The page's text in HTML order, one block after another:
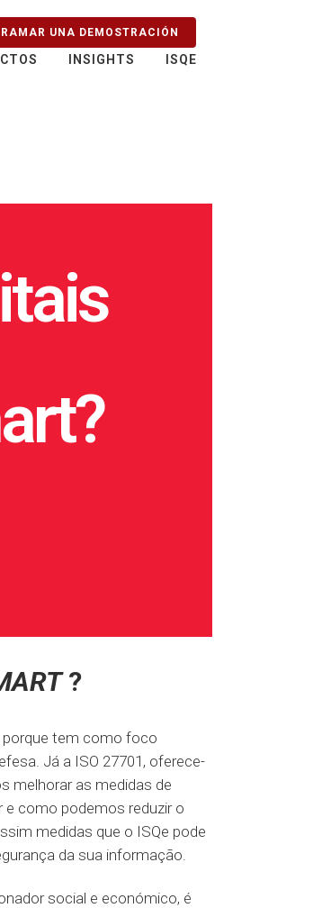
UNA DEMOSTRACIÓN
INSIGHTS ISQE
?
porque tem como foco
Já a ISO 27701, oferece-
melhorar as medidas de
e como podemos reduzir o
medidas que o ISQe pode
da sua informação.
social e económico, é